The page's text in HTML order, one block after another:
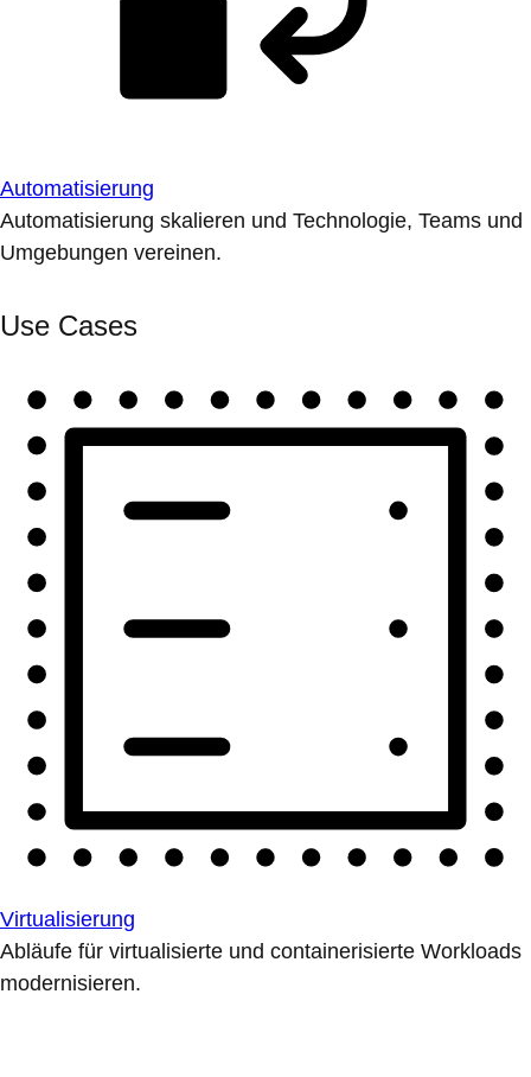
Automatisierung
Automatisierung skalieren und Technologie, Teams und
Umgebungen vereinen.
Use Cases
Virtualisierung
Abläufe für virtualisierte und containerisierte Workloads
modernisieren.